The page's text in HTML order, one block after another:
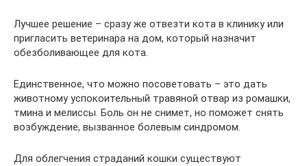
Лучшее решение – сразу же отвезти кота в клинику или
пригласить ветеринара на дом, который назначит
обезболивающее для кота.
Единственное, что можно посоветовать – это дать
животному успокоительный травяной отвар из ромашки,
тмина и мелиссы. Боль он не снимет, но поможет снять
возбуждение, вызванное болевым синдромом.
Для облегчения страданий кошки существуют